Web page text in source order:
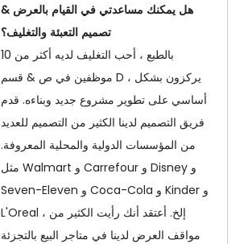
هل يمكنك مساعدتي في القيام بالعرض &
تصميم التعبئة والتغليف؟
بالطبع ، أحب التغليف لديه أكثر من 10
موظفين في ص & قسم D ، يركزون بشكل
أساسي على تطوير مشروع جديد وبناءه. قدم
فريق التصميم لدينا الكثير من التصميم للعديد
من المؤسسات الدولية والمحلية المعروفة.
مثل Walmart و Carrefour و Disney و
Seven-Eleven و Coca-Cola و Kinder و
L'Oreal ، إلخ. أعتقد أنك رأيت الكثير من
مواقف العرض لدينا في متاجر البيع بالتجزئة